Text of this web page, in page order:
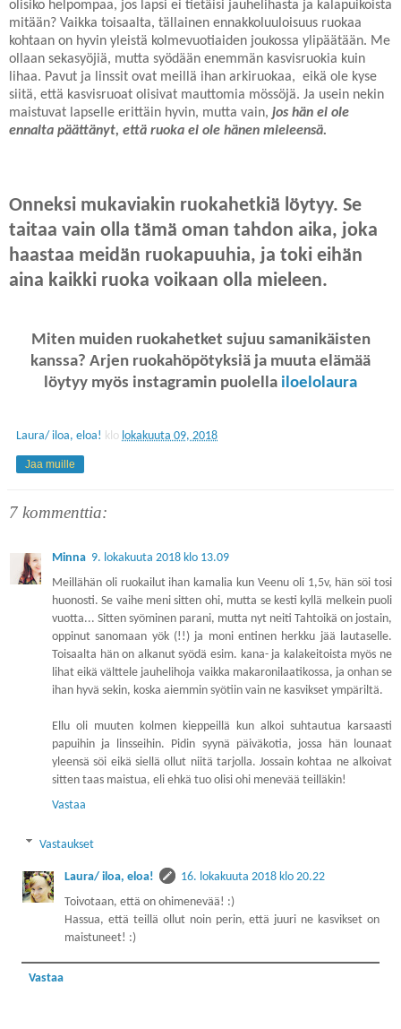
olisiko helpompaa, jos lapsi ei tietäisi jauhelihasta ja kalapuikoista
mitään? Vaikka toisaalta, tällainen ennakkoluuloisuus ruokaa
kohtaan on hyvin yleistä kolmevuotiaiden joukossa ylipäätään. Me
ollaan sekasyöjiä, mutta syödään enemmän kasvisruokia kuin
lihaa. Pavut ja linssit ovat meillä ihan arkiruokaa, eikä ole kyse
siitä, että kasvisruoat olisivat mauttomia mössöjä. Ja usein nekin
maistuvat lapselle erittäin hyvin, mutta vain, jos hän ei ole
ennalta päättänyt, että ruoka ei ole hänen mieleensä.
Onneksi mukaviakin ruokahetkiä löytyy. Se
taitaa vain olla tämä oman tahdon aika, joka
haastaa meidän ruokapuuhia, ja toki eihän
aina kaikki ruoka voikaan olla mieleen.
Miten muiden ruokahetket sujuu samanikäisten
kanssa? Arjen ruokahöpötyksiä ja muuta elämää
löytyy myös instagramin puolella iloelolaura
Laura/ iloa, eloa! klo lokakuuta 09, 2018
Jaa muille
7 kommenttia:
Minna 9. lokakuuta 2018 klo 13.09
Meillähän oli ruokailut ihan kamalia kun Veenu oli 1,5v, hän söi tosi
huonosti. Se vaihe meni sitten ohi, mutta se kesti kyllä melkein puoli
vuotta... Sitten syöminen parani, mutta nyt neiti Tahtoikä on jostain,
oppinut sanomaan yök (!!) ja moni entinen herkku jää lautaselle.
Toisaalta hän on alkanut syödä esim. kana- ja kalakeitoista myös ne
lihat eikä välttele jauhelihoja vaikka makaronilaatikossa, ja onhan se
ihan hyvä sekin, koska aiemmin syötiin vain ne kasvikset ympäriltä.
Ellu oli muuten kolmen kieppeillä kun alkoi suhtautua karsaasti
papuihin ja linsseihin. Pidin syynä päiväkotia, jossa hän lounaat
yleensä söi eikä siellä ollut niitä tarjolla. Jossain kohtaa ne alkoivat
sitten taas maistua, eli ehkä tuo olisi ohi menevää teilläkin!
Vastaa
Vastaukset
Laura/ iloa, eloa!
16. lokakuuta 2018 klo 20.22
Toivotaan, että on ohimenevää! :)
Hassua, että teillä ollut noin perin, että juuri ne kasvikset on
maistuneet! :)
Vastaa